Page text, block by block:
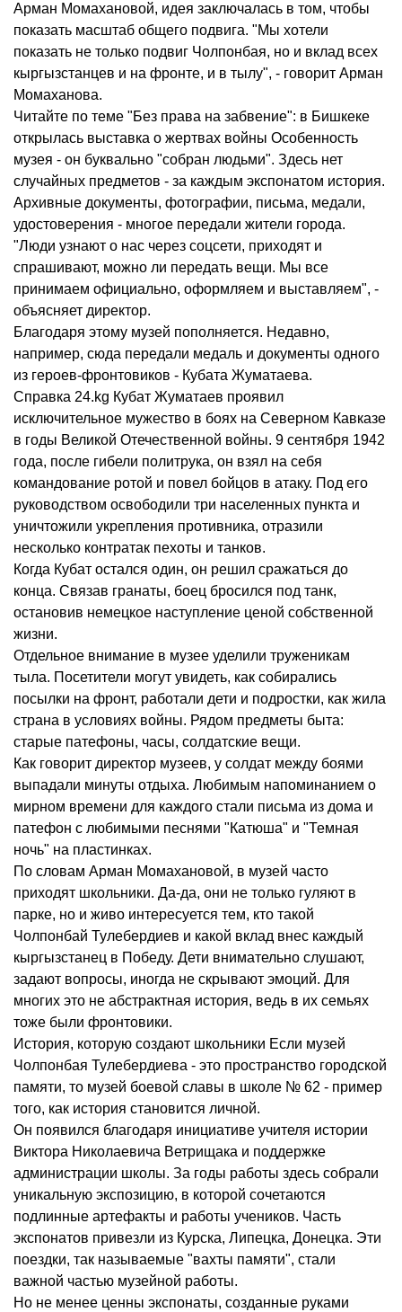
Арман Момахановой, идея заключалась в том, чтобы
показать масштаб общего подвига. "Мы хотели
показать не только подвиг Чолпонбая, но и вклад всех
кыргызстанцев и на фронте, и в тылу", - говорит Арман
Момаханова.
Читайте по теме "Без права на забвение": в Бишкеке
открылась выставка о жертвах войны Особенность
музея - он буквально "собран людьми". Здесь нет
случайных предметов - за каждым экспонатом история.
Архивные документы, фотографии, письма, медали,
удостоверения - многое передали жители города.
"Люди узнают о нас через соцсети, приходят и
спрашивают, можно ли передать вещи. Мы все
принимаем официально, оформляем и выставляем", -
объясняет директор.
Благодаря этому музей пополняется. Недавно,
например, сюда передали медаль и документы одного
из героев-фронтовиков - Кубата Жуматаева.
Справка 24.kg Кубат Жуматаев проявил
исключительное мужество в боях на Северном Кавказе
в годы Великой Отечественной войны. 9 сентября 1942
года, после гибели политрука, он взял на себя
командование ротой и повел бойцов в атаку. Под его
руководством освободили три населенных пункта и
уничтожили укрепления противника, отразили
несколько контратак пехоты и танков.
Когда Кубат остался один, он решил сражаться до
конца. Связав гранаты, боец бросился под танк,
остановив немецкое наступление ценой собственной
жизни.
Отдельное внимание в музее уделили труженикам
тыла. Посетители могут увидеть, как собирались
посылки на фронт, работали дети и подростки, как жила
страна в условиях войны. Рядом предметы быта:
старые патефоны, часы, солдатские вещи.
Как говорит директор музеев, у солдат между боями
выпадали минуты отдыха. Любимым напоминанием о
мирном времени для каждого стали письма из дома и
патефон с любимыми песнями "Катюша" и "Темная
ночь" на пластинках.
По словам Арман Момахановой, в музей часто
приходят школьники. Да-да, они не только гуляют в
парке, но и живо интересуется тем, кто такой
Чолпонбай Тулебердиев и какой вклад внес каждый
кыргызстанец в Победу. Дети внимательно слушают,
задают вопросы, иногда не скрывают эмоций. Для
многих это не абстрактная история, ведь в их семьях
тоже были фронтовики.
История, которую создают школьники Если музей
Чолпонбая Тулебердиева - это пространство городской
памяти, то музей боевой славы в школе № 62 - пример
того, как история становится личной.
Он появился благодаря инициативе учителя истории
Виктора Николаевича Ветрищака и поддержке
администрации школы. За годы работы здесь собрали
уникальную экспозицию, в которой сочетаются
подлинные артефакты и работы учеников. Часть
экспонатов привезли из Курска, Липецка, Донецка. Эти
поездки, так называемые "вахты памяти", стали
важной частью музейной работы.
Но не менее ценны экспонаты, созданные руками